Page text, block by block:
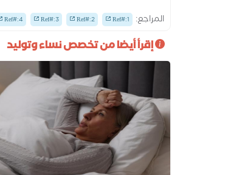
المراجع: Ref#:1
Ref#:2
Ref#:3
Ref#:4
إقرأ أيضا من تخصص نساء وتوليد